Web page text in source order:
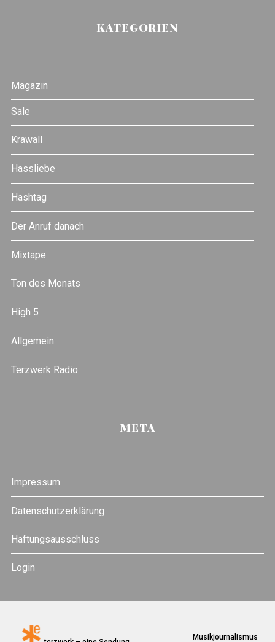
KATEGORIEN
Magazin
Sale
Krawall
Hassliebe
Hashtag
Der Anruf danach
Mixtape
Ton des Monats
High 5
Allgemein
Terzwerk Radio
META
Impressum
Datenschutzerklärung
Haftungsausschluss
Login
Musikjournalismus